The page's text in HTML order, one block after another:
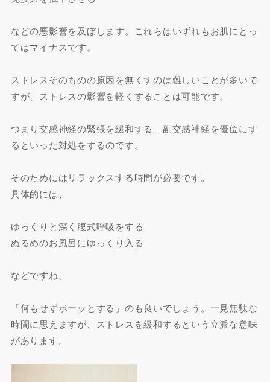
などの悪影響を及ぼします。これらはいずれもお肌にとっ
てはマイナスです。
ストレスそのものの原因を無くすのは難しいことが多いで
すが、ストレスの影響を軽くすることは可能です。
つまり交感神経の緊張を緩和する、副交感神経を優位にす
るといった対処をするのです。
そのためにはリラックスする時間が必要です。
具体的には、
ゆっくりと深く腹式呼吸をする
ぬるめのお風呂にゆっくり入る
などですね。
「何もせずボーッとする」のも良いでしょう。一見無駄な
時間に思えますが、ストレスを緩和するという立派な意味
があります。